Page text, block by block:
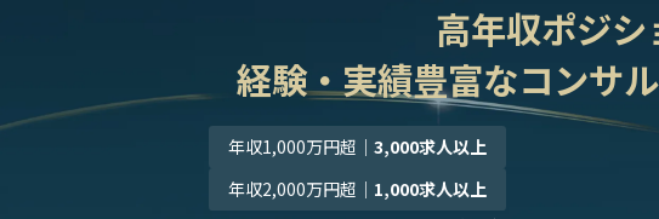
高年収ポジシ
経験・実績豊富なコンサ
年収1,000万円超 ｜3,000求人以上
年収2,000万円超 ｜ 1,000求人以上